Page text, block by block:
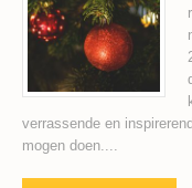
verrassende en
mogen doen....